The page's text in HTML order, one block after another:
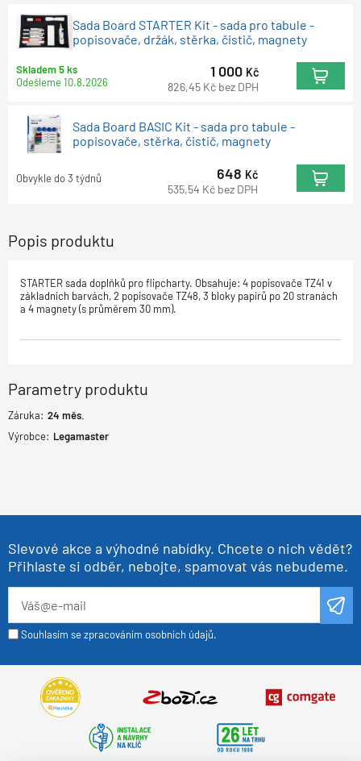
Sada Board STARTER Kit - sada pro tabule -
popisovače, držák, stěrka, čistič, magnety
Skladem 5 ks
Odešleme10.8.2026
1 000 Kč
826,45 Kč bez DPH
Sada Board BASIC Kit - sada pro tabule -
popisovače, stěrka, čistič, magnety
Obvykle do 3 týdnů 648 Kč
535,54 Kč bez DPH
Popis produktu
STARTER sada doplňků pro flipcharty. Obsahuje: 4 popisovače TZ41 v
základních barvách, 2 popisovače TZ48, 3 bloky papírů po 20 stranách
a 4 magnety (s průměrem 30 mm).
Parametry produktu
Záruka: 24 měs.
Výrobce: Legamaster
Slevové akce a výhodné nabídky. Chcete o nich vědět?
Přihlaste si odběr, nebojte, spamovat vás nebudeme.
Souhlasím se zpracováním osobních údajů.